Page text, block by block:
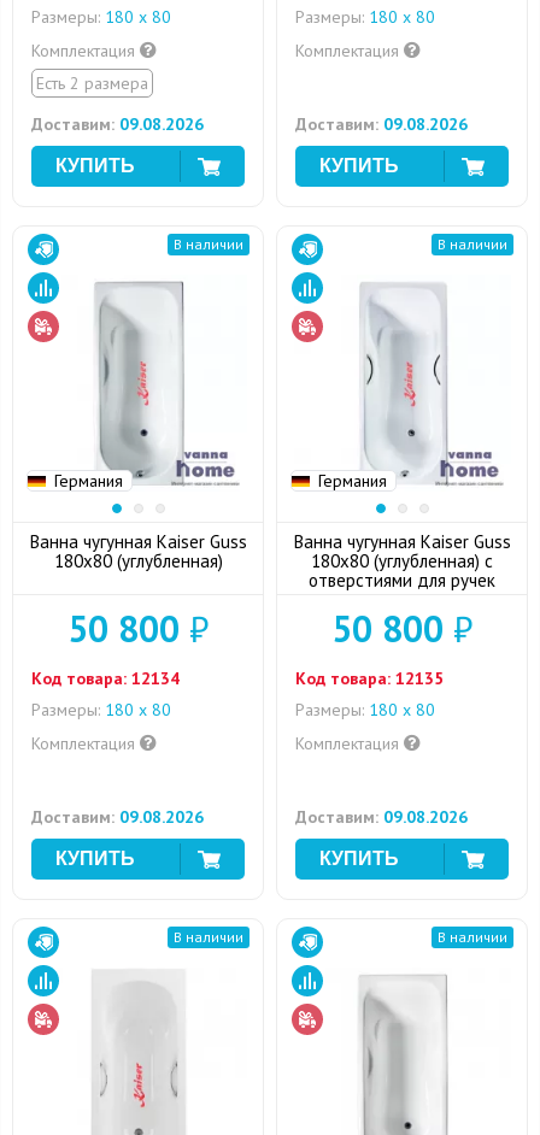
Размеры: 180 x 80
Комплектация
Есть 2 размера
Доставим: 09.08.2026
Размеры: 180 x 80
Комплектация
Доставим: 09.08.2026
Германия
В наличии
Ванна чугунная Kaiser Guss
180x80 (углубленная)
50 800 ₽
Код товара: 12134
Размеры: 180 x 80
Комплектация
Доставим: 09.08.2026
Германия
В наличии
Ванна чугунная Kaiser Guss
180x80 (углубленная) с
отверстиями для ручек
50 800 ₽
Код товара: 12135
Размеры: 180 x 80
Комплектация
Доставим: 09.08.2026
В наличии В наличии